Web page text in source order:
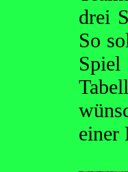
drei
So
einer